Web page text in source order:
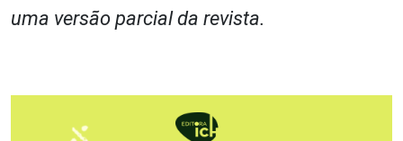
uma versão parcial da revista.